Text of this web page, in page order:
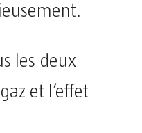
les deux
et l’effet